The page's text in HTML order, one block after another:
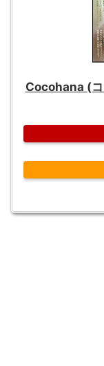
Cocohana (